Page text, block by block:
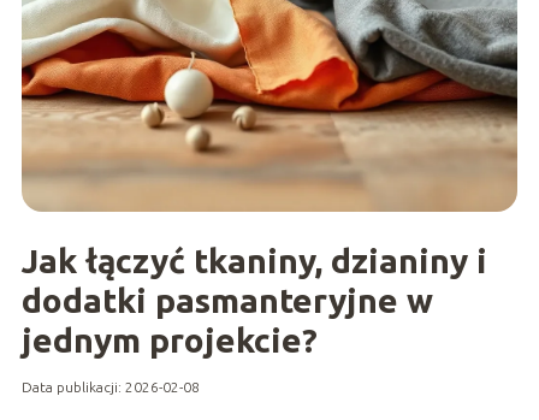
Jak łączyć tkaniny, dzianiny i
dodatki pasmanteryjne w
jednym projekcie?
Data publikacji: 2026-02-08